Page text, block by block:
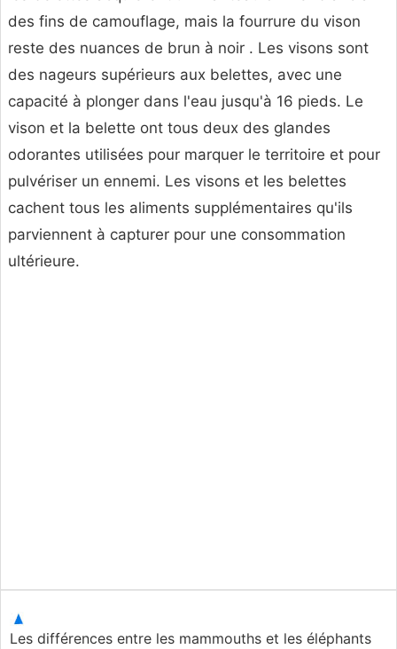
des fins de camouflage, mais la fourrure du vison
reste des nuances de brun à noir . Les visons sont
des nageurs supérieurs aux belettes, avec une
capacité à plonger dans l'eau jusqu'à 16 pieds. Le
vison et la belette ont tous deux des glandes
odorantes utilisées pour marquer le territoire et pour
pulvériser un ennemi. Les visons et les belettes
cachent tous les aliments supplémentaires qu'ils
parviennent à capturer pour une consommation
ultérieure.
Les différences entre les mammouths et les éléphants